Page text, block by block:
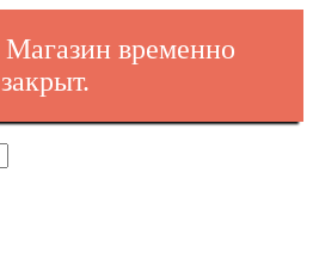
Магазин временно
закрыт.